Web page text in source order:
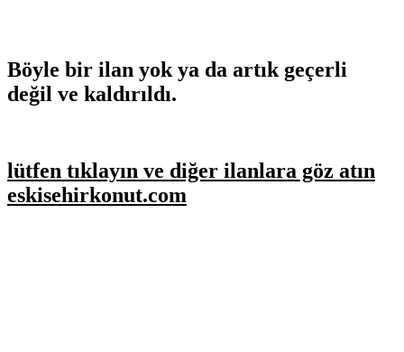
Böyle bir ilan yok ya da artık geçerli
değil ve kaldırıldı.
lütfen tıklayın ve diğer ilanlara göz atın
eskisehirkonut.com